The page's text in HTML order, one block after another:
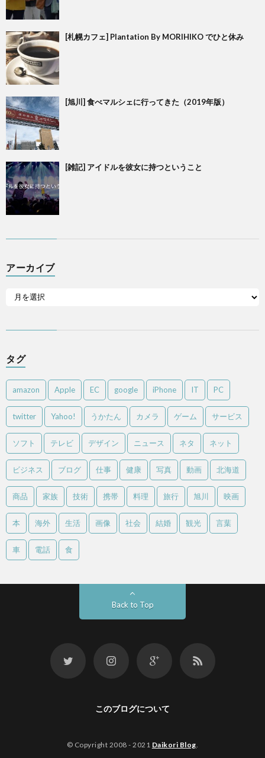
[札幌カフェ] Plantation By MORIHIKO でひと休み
[旭川] 食べマルシェに行ってきた（2019年版）
[雑記] アイドルを彼女に持つということ
アーカイブ
タグ
amazon Apple EC google iPhone IT PC
twitter Yahoo! うかたん カメラ ゲーム サービス
ソフト テレビ デザイン ニュース ネタ ネット
ビジネス ブログ 仕事 健康 写真 動画 北海道
商品 家族 技術 携帯 料理 旅行 旭川 映画
本 海外 生活 画像 社会 結婚 観光 言葉
車 電話 食
Back to Top
このブログについて
© Copyright 2008 - 2021 Daikori Blog